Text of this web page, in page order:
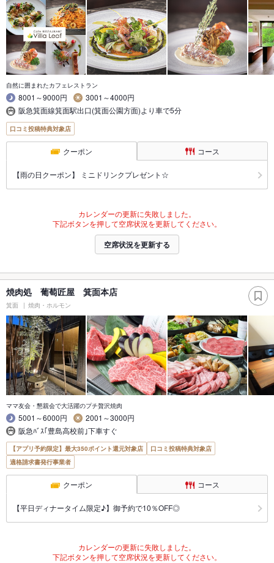
自然に囲まれたカフェレストラン
8001～9000円
3001～4000円
阪急箕面線箕面駅出口(箕面公園方面)より車で5分
口コミ投稿特典対象店
クーポン コース
【雨の日クーポン】 ミニドリンクプレゼント☆
カレンダーの更新に失敗しました。
下記ボタンを押して空席状況を更新してください。
空席状況を更新する
焼肉処 葡萄匠屋 箕面本店
箕面 焼肉・ホルモン
ママ友会・懇親会で大活躍のプチ贅沢焼肉
5001～6000円
2001～3000円
阪急ﾊﾞｽ｢豊島高校前｣下車すぐ
【アプリ予約限定】最大350ポイント還元対象店
口コミ投稿特典対象店
適格請求書発行事業者
クーポン コース
【平日ディナータイム限定♪】御予約で10％OFF◎
カレンダーの更新に失敗しました。
下記ボタンを押して空席状況を更新してください。